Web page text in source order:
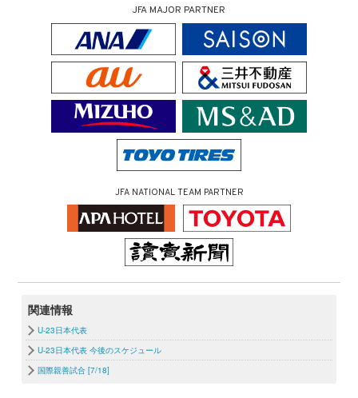
JFA MAJOR PARTNER
JFA NATIONAL TEAM PARTNER
関連情報
U-23日本代表
U-23日本代表 今後のスケジュール
国際親善試合 [7/18]